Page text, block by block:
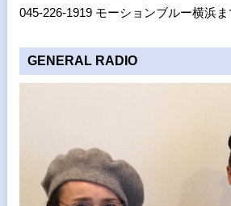
045-226-1919 モーションブルー横浜ま
GENERAL RADIO